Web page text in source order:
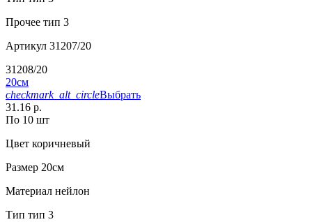
Прочее тип 3
Артикул 31207/20
31208/20
20см
checkmark_alt_circleВыбрать
31.16 р.
По 10 шт
Цвет коричневый
Размер 20см
Материал нейлон
Тип тип 3